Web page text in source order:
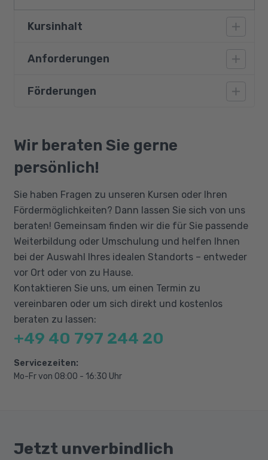
Kursinhalt
Projektverwaltung
Türen
Treppen
Dächern
Tragwerken
Fassaden
Ansichten und Schnitte erstellen und
bemaßen
Details erstellen und ausarbeiten
Layouts erstellen
Beschriftungen und Symbole
Räume und Zonen
Anforderungen
Es wird eine Berufsausbildung mit
die mit der Weiterbildung AutoCAD® - 3D
vergleichbar sind.
Förderungen
Qualifizierungschancengesetz
Berufliche Rehabilitation
Wir beraten Sie gerne
persönlich!
Sie haben Fragen zu unseren Kursen oder Ihren
Fördermöglichkeiten? Dann lassen Sie sich von uns
beraten! Gemeinsam finden wir die für Sie passende
Weiterbildung oder Umschulung und helfen Ihnen
bei der Auswahl Ihres idealen Standorts – entweder
vor Ort oder von zu Hause.
Kontaktieren Sie uns, um einen Termin zu
vereinbaren oder um sich direkt und kostenlos
beraten zu lassen:
+49 40 797 244 20
Servicezeiten:
Mo-Fr von 08:00 - 16:30 Uhr
Jetzt unverbindlich